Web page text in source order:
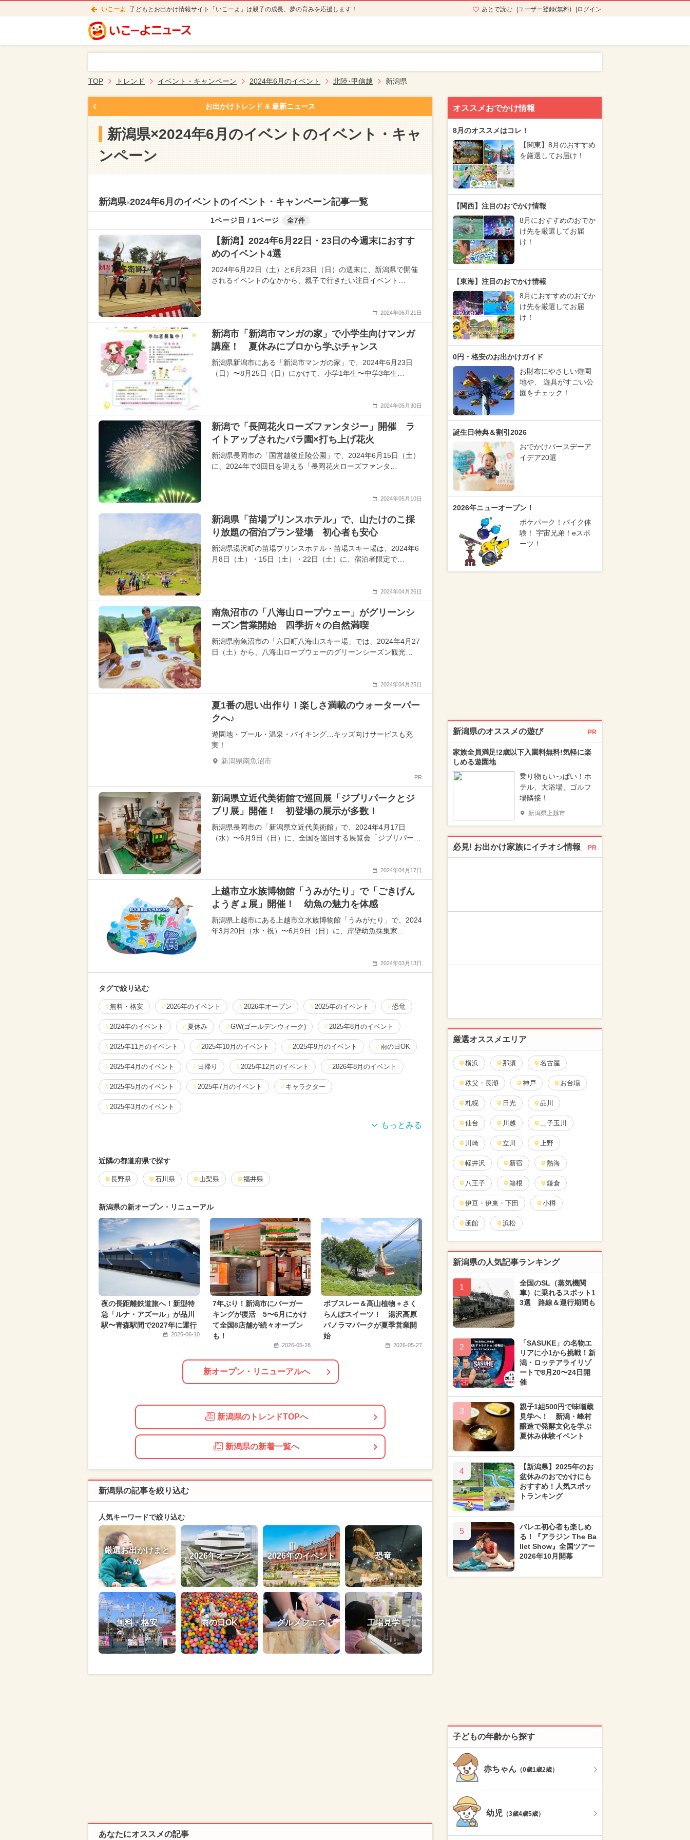
いこーよ 子どもとお出かけ情報サイト「いこーよ」は親子の成長、夢の育みを応援します！ あとで読む ユーザー登録(無料) ログイン
TOP トレンド イベント・キャンペーン 2024年6月のイベント 北陸･甲信越 新潟県
お出かけトレンド & 最新ニュース
新潟県×2024年6月のイベントのイベント・キャ
ンペーン
新潟県×2024年6月のイベントのイベント・キャンペーン記事一覧
1ページ目 / 1ページ 全7件
【新潟】2024年6月22日・23日の今週末におすす
めのイベント4選
2024年6月22日（土）と6月23日（日）の週末に、新潟県で開催
されるイベントのなかから、親子で行きたい注目イベント…
2024年06月21日
新潟市「新潟市マンガの家」で小学生向けマンガ
講座！ 夏休みにプロから学ぶチャンス
新潟県新潟市にある「新潟市マンガの家」で、2024年6月23日
（日）〜8月25日（日）にかけて、小学1年生〜中学3年生…
2024年05月30日
新潟で「長岡花火ローズファンタジー」開催 ラ
イトアップされたバラ園×打ち上げ花火
新潟県長岡市の「国営越後丘陵公園」で、2024年6月15日（土）
に、2024年で3回目を迎える「長岡花火ローズファンタ…
2024年05月10日
新潟県「苗場プリンスホテル」で、山たけのこ採
り放題の宿泊プラン登場 初心者も安心
新潟県湯沢町の苗場プリンスホテル・苗場スキー場は、2024年6
月8日（土）・15日（土）・22日（土）に、宿泊者限定で…
2024年04月26日
南魚沼市の「八海山ロープウェー」がグリーンシ
ーズン営業開始 四季折々の自然満喫
新潟県南魚沼市の「六日町八海山スキー場」では、2024年4月27
日（土）から、八海山ロープウェーのグリーンシーズン観光…
2024年04月25日
夏1番の思い出作り！楽しさ満載のウォーターパー
クへ♪
遊園地・プール・温泉・バイキング…キッズ向けサービスも充
実！
新潟県南魚沼市
PR
新潟県立近代美術館で巡回展「ジブリパークとジ
ブリ展」開催！ 初登場の展示が多数！
新潟県長岡市の「新潟県立近代美術館」で、2024年4月17日
（水）〜6月9日（日）に、全国を巡回する展覧会「ジブリパー…
2024年04月17日
上越市立水族博物館「うみがたり」で「ごきげん
ようぎょ展」開催！ 幼魚の魅力を体感
新潟県上越市にある上越市立水族博物館「うみがたり」で、2024
年3月20日（水・祝）〜6月9日（日）に、岸壁幼魚採集家…
2024年03月13日
タグで絞り込む
無料・格安 2026年のイベント 2026年オープン 2025年のイベント 恐竜
2024年のイベント 夏休み GW(ゴールデンウィーク) 2025年8月のイベント
2025年11月のイベント 2025年10月のイベント 2025年9月のイベント 雨の日OK
2025年4月のイベント 日帰り 2025年12月のイベント 2026年8月のイベント
2025年5月のイベント 2025年7月のイベント キャラクター
2025年3月のイベント
2026年7月のイベント
2025年2月のイベント 花火 2026年5月のイベント
夏休み（涼しい） 2026年4月のイベント 2024年9月のイベント
2024年12月のイベント ハロウィン 2026年10月のイベント アウトドア
夏休み（日帰り） 2024年10月のイベント 春休み 2026年3月のイベント
2026年2月のイベント 2026年12月のイベント 2024年3月のイベント
2026年6月のイベント ポケモン イルミネーション
近隣の都道府県で探す
長野県 石川県 山梨県 福井県
新潟県の新オープン・リニューアル
夜の長距離鉄道旅へ！新型特
急「ルナ・アズール」が品川
駅〜青森駅間で2027年に運行
2026-06-10
7年ぶり！新潟市にバーガー
キングが復活 5〜6月にかけ
て全国8店舗が続々オープン
も！
2026-05-28
ボブスレー＆高山植物＋さく
らんぼスイーツ！ 湯沢高原
パノラマパークが夏季営業開
始
2026-05-27
新オープン・リニューアルへ
新潟県のトレンドTOPへ
新潟県の新着一覧へ
新潟県の記事を絞り込む
人気キーワードで絞り込む
厳選お出かけまと
め
2026年オープン 2026年のイベント 恐竜
無料・格安 雨の日OK グルメフェス 工場見学
あなたにオススメの記事
オススメおでかけ情報
8月のオススメはコレ！
【関東】8月のおすすめ
を厳選してお届け！
【関西】注目のおでかけ情報
8月におすすめのおでか
け先を厳選してお届
け！
【東海】注目のおでかけ情報
8月におすすめのおでか
け先を厳選してお届
け！
0円・格安のお出かけガイド
お財布にやさしい遊園
地や、 遊具がすごい公
園をチェック！
誕生日特典＆割引2026
おでかけバースデーア
イデア20選
2026年ニューオープン！
ポケパーク！バイク体
験！ 宇宙兄弟！eスポ
ーツ！
新潟県のオススメの遊び PR
家族全員満足!2歳以下入園料無料!気軽に楽
しめる遊園地
乗り物もいっぱい！ホ
テル、大浴場、ゴルフ
場隣接！
新潟県上越市
必見! お出かけ家族にイチオシ情報 PR
厳選オススメエリア
横浜 那須 名古屋
秩父・長瀞 神戸 お台場
札幌 日光 品川
仙台 川越 二子玉川
川崎 立川 上野
軽井沢 新宿 熱海
八王子 箱根 鎌倉
伊豆・伊東・下田 小樽
函館 浜松
新潟県の人気記事ランキング
1
全国のSL（蒸気機関
車）に乗れるスポット1
3選 路線＆運行期間も
2
「SASUKE」の名物エ
リアに小1から挑戦！新
潟・ロッテアライリゾ
ートで8月20〜24日開
催
3
親子1組500円で味噌蔵
見学へ！ 新潟・峰村
醸造で発酵文化を学ぶ
夏休み体験イベント
4
【新潟県】2025年のお
盆休みのおでかけにも
おすすめ！人気スポッ
トランキング
5
バレエ初心者も楽しめ
る！『アラジン The Ba
llet Show』全国ツアー
2026年10月開幕
子どもの年齢から探す
赤ちゃん （0歳1歳2歳）
幼児 （3歳4歳5歳）